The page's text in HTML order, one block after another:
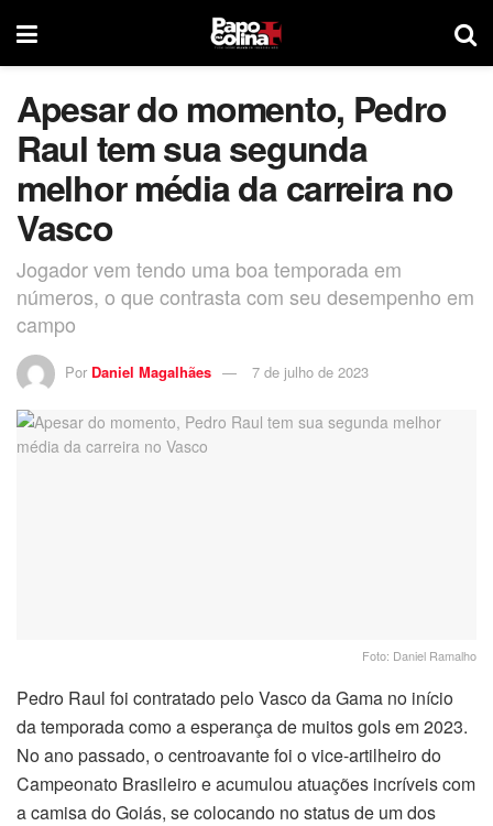
Apesar do momento, Pedro
Raul tem sua segunda
melhor média da carreira no
Vasco
Jogador vem tendo uma boa temporada em
números, o que contrasta com seu desempenho em
campo
Por Daniel Magalhães 7 de julho de 2023
Foto: Daniel Ramalho
Pedro Raul foi contratado pelo Vasco da Gama no início
da temporada como a esperança de muitos gols em 2023.
No ano passado, o centroavante foi o vice-artilheiro do
Campeonato Brasileiro e acumulou atuações incríveis com
a camisa do Goiás, se colocando no status de um dos